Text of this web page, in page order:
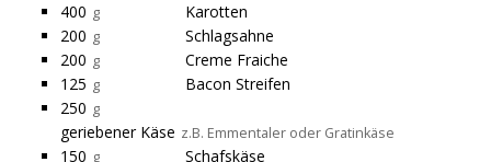
400 g
Karotten
200 g
Schlagsahne
200 g
Creme Fraiche
125 g
Bacon Streifen
250 g
geriebener Käse z.B. Emmentaler oder Gratinkäse
150 g
Schafskäse